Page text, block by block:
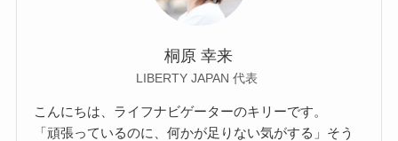
桐原 幸来
LIBERTY JAPAN 代表
こんにちは、ライフナビゲーターのキリーです。
「頑張っているのに、何かが足りない気がする」そう